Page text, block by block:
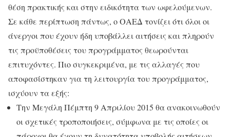
θέση πρακτικής και στην ειδικότητα των ωφελούμενων.
Σε κάθε περίπτωση πάντως, ο ΟΑΕΔ τονίζει ότι όλοι οι
άνεργοι που έχουν ήδη υποβάλλει αιτήσεις και πληρούν
τις προϋποθέσεις του προγράμματος θεωρούνται
επιτυχόντες. Πιο συγκεκριμένα, με τις αλλαγές που
αποφασίστηκαν για τη λειτουργία του προγράμματος,
ισχύουν τα εξής:
Την Μεγάλη Πέμπτη 9 Απριλίου 2015 θα ανακοινωθούν
οι σχετικές τροποποιήσεις, σύμφωνα με τις οποίες οι